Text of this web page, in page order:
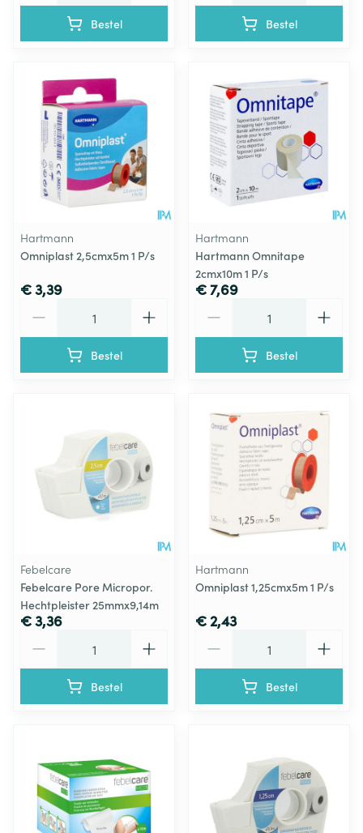
Bestel Bestel
Hartmann
Omniplast 2,5cmx5m 1 P/s
€ 3,39
Bestel
Hartmann
Hartmann Omnitape
2cmx10m 1 P/s
€ 7,69
Bestel
Febelcare
Febelcare Pore Micropor.
Hechtpleister 25mmx9,14m
€ 3,36
Bestel
Hartmann
Omniplast 1,25cmx5m 1 P/s
€ 2,43
Bestel